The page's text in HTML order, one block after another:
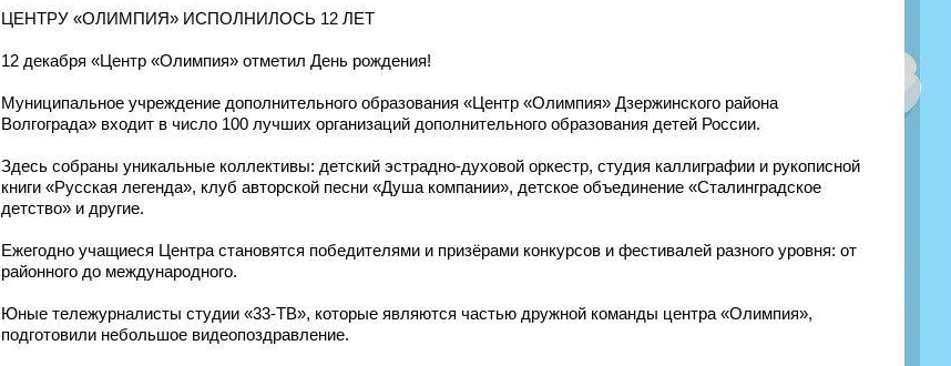
ЦЕНТРУ «ОЛИМПИЯ» ИСПОЛНИЛОСЬ 12 ЛЕТ
12 декабря «Центр «Олимпия» отметил День рождения!
Муниципальное учреждение дополнительного образования «Центр «Олимпия» Дзержинского района
Волгограда» входит в число 100 лучших организаций дополнительного образования детей России.
Здесь собраны уникальные коллективы: детский эстрадно-духовой оркестр, студия каллиграфии и рукописной
книги «Русская легенда», клуб авторской песни «Душа компании», детское объединение «Сталинградское
детство» и другие.
Ежегодно учащиеся Центра становятся победителями и призёрами конкурсов и фестивалей разного уровня: от
районного до международного.
Юные тележурналисты студии «33-ТВ», которые являются частью дружной команды центра «Олимпия»,
подготовили небольшое видеопоздравление.